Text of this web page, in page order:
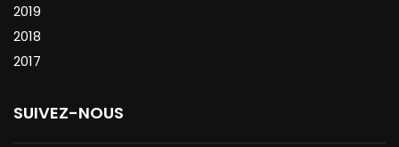
2019
2018
2017
SUIVEZ-NOUS